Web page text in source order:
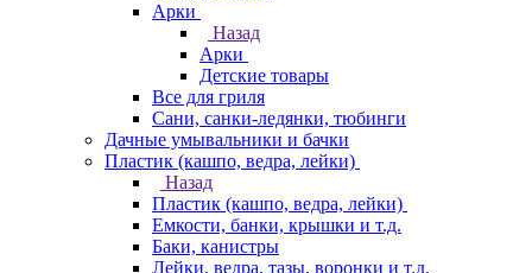
Арки
Назад
Арки
Детские товары
Все для гриля
Сани, санки-ледянки, тюбинги
Дачные умывальники и бачки
Пластик (кашпо, ведра, лейки)
Назад
Пластик (кашпо, ведра, лейки)
Емкости, банки, крышки и т.д.
Баки, канистры
Лейки, ведра, тазы, воронки и т.д.